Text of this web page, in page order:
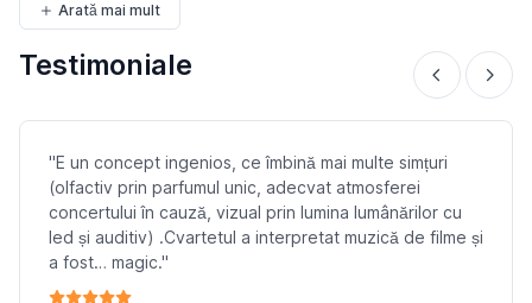
Arată mai mult
Testimoniale
"E un concept ingenios, ce îmbină mai multe simțuri
(olfactiv prin parfumul unic, adecvat atmosferei
concertului în cauză, vizual prin lumina lumânărilor cu
led și auditiv) .Cvartetul a interpretat muzică de filme și
a fost… magic."